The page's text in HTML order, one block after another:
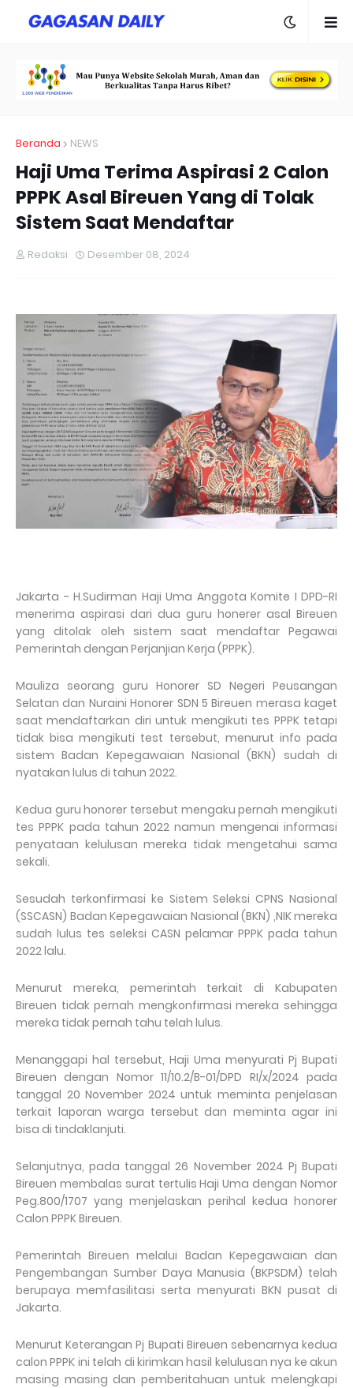
Beranda NEWS
Haji Uma Terima Aspirasi 2 Calon
PPPK Asal Bireuen Yang di Tolak
Sistem Saat Mendaftar
Redaksi Desember 08, 2024
Jakarta - H.Sudirman Haji Uma Anggota Komite I DPD-RI
menerima aspirasi dari dua guru honerer asal Bireuen
yang ditolak oleh sistem saat mendaftar Pegawai
Pemerintah dengan Perjanjian Kerja (PPPK).
Mauliza seorang guru Honorer SD Negeri Peusangan
Selatan dan Nuraini Honorer SDN 5 Bireuen merasa kaget
saat mendaftarkan diri untuk mengikuti tes PPPK tetapi
tidak bisa mengikuti test tersebut, menurut info pada
sistem Badan Kepegawaian Nasional (BKN) sudah di
nyatakan lulus di tahun 2022.
Kedua guru honorer tersebut mengaku pernah mengikuti
tes PPPK pada tahun 2022 namun mengenai informasi
penyataan kelulusan mereka tidak mengetahui sama
sekali.
Sesudah terkonfirmasi ke Sistem Seleksi CPNS Nasional
(SSCASN) Badan Kepegawaian Nasional (BKN) ,NIK mereka
sudah lulus tes seleksi CASN pelamar PPPK pada tahun
2022 lalu.
Menurut mereka, pemerintah terkait di Kabupaten
Bireuen tidak pernah mengkonfirmasi mereka sehingga
mereka tidak pernah tahu telah lulus.
Menanggapi hal tersebut, Haji Uma menyurati Pj Bupati
Bireuen dengan Nomor 11/10.2/B-01/DPD RI/x/2024 pada
tanggal 20 November 2024 untuk meminta penjelasan
terkait laporan warga tersebut dan meminta agar ini
bisa di tindaklanjuti.
Selanjutnya, pada tanggal 26 November 2024 Pj Bupati
Bireuen membalas surat tertulis Haji Uma dengan Nomor
Peg.800/1707 yang menjelaskan perihal kedua honorer
Calon PPPK Bireuen.
Pemerintah Bireuen melalui Badan Kepegawaian dan
Pengembangan Sumber Daya Manusia (BKPSDM) telah
berupaya memfasilitasi serta menyurati BKN pusat di
Jakarta.
Menurut Keterangan Pj Bupati Bireuen sebenarnya kedua
calon PPPK ini telah di kirimkan hasil kelulusan nya ke akun
masing masing dan pemberitahuan untuk melengkapi